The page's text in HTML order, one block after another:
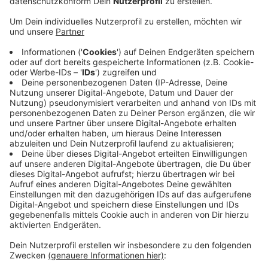
Verbrennungen in die Uniklinik Aachen gebracht
worden.
Rund zwei Stunden haben die Lösch- und
Nacharbeiten der Feuerwehr gedauert, zeitweise
hat man im Krankenhaus Erdgeschoss und erstes
Obergeschoss räumen müssen.
Inzwischen ist das St. Antonius-Hospital aber
wieder uneingeschränkt handlungsfähig.
Die Kripo ermittelt jetzt zur Brandursache.
(Diese Meldung wird laufend aktualisiert.)
Veröffentlicht: Freitag, 17.12.2021 10:46
Anzeige